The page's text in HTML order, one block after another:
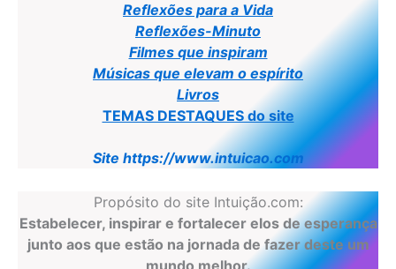
Reflexões para a Vida
Reflexões-Minuto
Filmes que inspiram
Músicas que elevam o espírito
Livros
TEMAS DESTAQUES do site
Site https://www.intuicao.com
Propósito do site Intuição.com:
Estabelecer, inspirar e fortalecer elos de esperança
junto aos que estão na jornada de fazer deste um
mundo melhor.